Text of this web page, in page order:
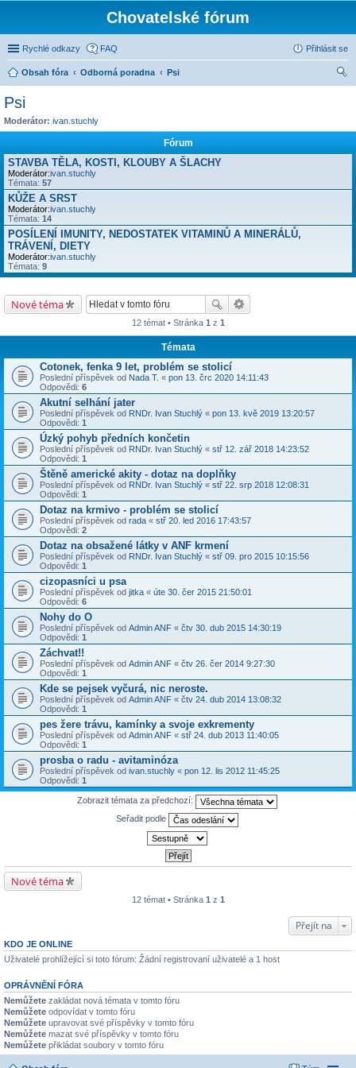
Chovatelské fórum
Rychlé odkazy FAQ Přihlásit se
Obsah fóra Odborná poradna
Psi
Psi
Moderátor: ivan.stuchly
Fórum
STAVBA TĚLA, KOSTI, KLOUBY A ŠLACHY
Moderátor:ivan.stuchly
Témata: 57
KŮŽE A SRST
Moderátor:ivan.stuchly
Témata: 14
POSÍLENÍ IMUNITY, NEDOSTATEK VITAMINŮ A MINERÁLŮ,
TRÁVENÍ, DIETY
Moderátor:ivan.stuchly
Témata: 9
Nové téma
12 témat • Stránka 1 z 1
Témata
Cotonek, fenka 9 let, problém se stolicí
Poslední příspěvek od Nada T. « pon 13. črc 2020 14:11:43
Odpovědi: 6
Akutní selhání jater
Poslední příspěvek od RNDr. Ivan Stuchlý « pon 13. kvě 2019 13:20:57
Odpovědi: 1
Úzký pohyb předních končetin
Poslední příspěvek od RNDr. Ivan Stuchlý « stř 12. zář 2018 14:23:52
Odpovědi: 1
Štěně americké akity - dotaz na doplňky
Poslední příspěvek od RNDr. Ivan Stuchlý « stř 22. srp 2018 12:08:31
Odpovědi: 1
Dotaz na krmivo - problém se stolicí
Poslední příspěvek od rada « stř 20. led 2016 17:43:57
Odpovědi: 2
Dotaz na obsažené látky v ANF krmení
Poslední příspěvek od RNDr. Ivan Stuchlý « stř 09. pro 2015 10:15:56
Odpovědi: 1
cizopasníci u psa
Poslední příspěvek od jitka « úte 30. čer 2015 21:50:01
Odpovědi: 6
Nohy do O
Poslední příspěvek od Admin ANF « čtv 30. dub 2015 14:30:19
Odpovědi: 1
Záchvat!!
Poslední příspěvek od Admin ANF « čtv 26. čer 2014 9:27:30
Odpovědi: 1
Kde se pejsek vyčurá, nic neroste.
Poslední příspěvek od Admin ANF « čtv 24. dub 2014 13:08:32
Odpovědi: 1
pes žere trávu, kamínky a svoje exkrementy
Poslední příspěvek od Admin ANF « stř 24. dub 2013 11:40:05
Odpovědi: 1
prosba o radu - avitaminóza
Poslední příspěvek od ivan.stuchly « pon 12. lis 2012 11:45:25
Odpovědi: 1
Zobrazit témata za předchozí:
Seřadit podle
Nové téma
12 témat • Stránka 1 z 1
Přejít na
KDO JE ONLINE
Uživatelé prohlížející si toto fórum: Žádní registrovaní uživatelé a 1 host
OPRÁVNĚNÍ FÓRA
Nemůžete zakládat nová témata v tomto fóru
Nemůžete odpovídat v tomto fóru
Nemůžete upravovat své příspěvky v tomto fóru
Nemůžete mazat své příspěvky v tomto fóru
Nemůžete přikládat soubory v tomto fóru